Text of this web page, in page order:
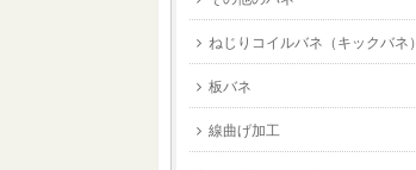
ねじりコイルバネ（キックバネ）
板バネ
線曲げ加工